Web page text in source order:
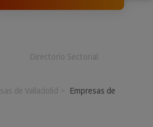
Directorio Sectorial
de Valladolid
Empresas de